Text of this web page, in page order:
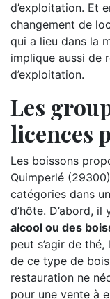
d’exploitation. Et
changement de
qui a lieu dans la
implique aussi de
d’exploitation.
Les
licences
Les boissons
Quimperlé
catégories dans
d’hôte. D’abord, il
alcool ou des
peut s’agir de
de ce type de
restauration ne
pour une vente à